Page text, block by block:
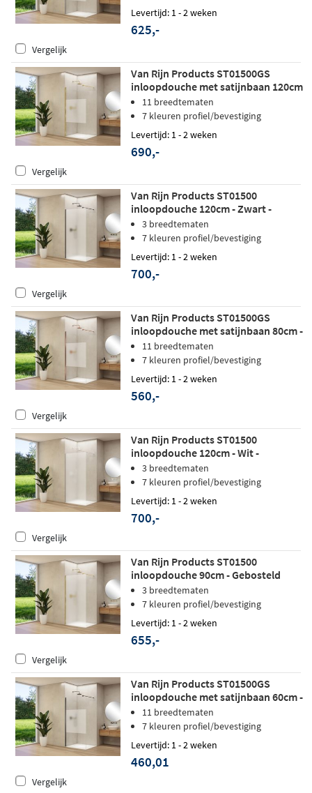
Levertijd: 1 - 2 weken
625,-
Vergelijk
Van Rijn Products ST01500GS
inloopdouche met satijnbaan 120cm
- Geborsteld messing
11 breedtematen
7 kleuren profiel/bevestiging
Levertijd: 1 - 2 weken
690,-
Vergelijk
Van Rijn Products ST01500
inloopdouche 120cm - Zwart -
Satijnglas
3 breedtematen
7 kleuren profiel/bevestiging
Levertijd: 1 - 2 weken
700,-
Vergelijk
Van Rijn Products ST01500GS
inloopdouche met satijnbaan 80cm -
Geborsteld koper
11 breedtematen
7 kleuren profiel/bevestiging
Levertijd: 1 - 2 weken
560,-
Vergelijk
Van Rijn Products ST01500
inloopdouche 120cm - Wit -
Satijnglas
3 breedtematen
7 kleuren profiel/bevestiging
Levertijd: 1 - 2 weken
700,-
Vergelijk
Van Rijn Products ST01500
inloopdouche 90cm - Gebosteld
messing - Satijnglas
3 breedtematen
7 kleuren profiel/bevestiging
Levertijd: 1 - 2 weken
655,-
Vergelijk
Van Rijn Products ST01500GS
inloopdouche met satijnbaan 60cm -
Geborsteld gunmetal - zonder
stabilisatiestang
11 breedtematen
7 kleuren profiel/bevestiging
Levertijd: 1 - 2 weken
460,01
Vergelijk